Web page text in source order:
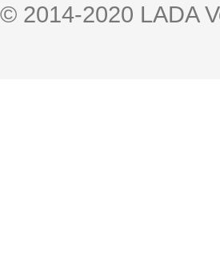
© 2014-2020 LADA